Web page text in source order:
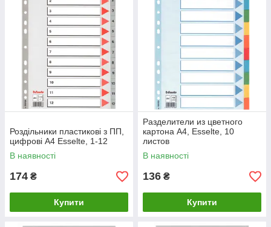
Роздільники пластикові з ПП,
цифрові A4 Esselte, 1-12
В наявності
174 ₴
Купити
Разделители из цветного
картона A4, Esselte, 10
листов
В наявності
136 ₴
Купити